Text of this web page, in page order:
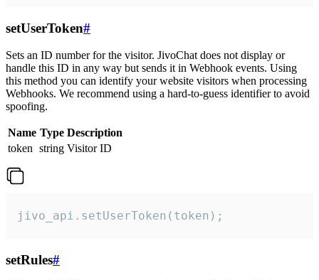
setUserToken#
Sets an ID number for the visitor. JivoChat does not display or
handle this ID in any way but sends it in Webhook events. Using
this method you can identify your website visitors when processing
Webhooks. We recommend using a hard-to-guess identifier to avoid
spoofing.
Name Type Description
token string Visitor ID
jivo_api.setUserToken(token);
setRules#